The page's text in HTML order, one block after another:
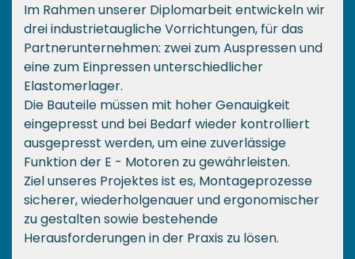
Im Rahmen unserer Diplomarbeit entwickeln wir
drei industrietaugliche Vorrichtungen, für das
Partnerunternehmen: zwei zum Auspressen und
eine zum Einpressen unterschiedlicher
Elastomerlager.
Die Bauteile müssen mit hoher Genauigkeit
eingepresst und bei Bedarf wieder kontrolliert
ausgepresst werden, um eine zuverlässige
Funktion der E - Motoren zu gewährleisten.
Ziel unseres Projektes ist es, Montageprozesse
sicherer, wiederholgenauer und ergonomischer
zu gestalten sowie bestehende
Herausforderungen in der Praxis zu lösen.